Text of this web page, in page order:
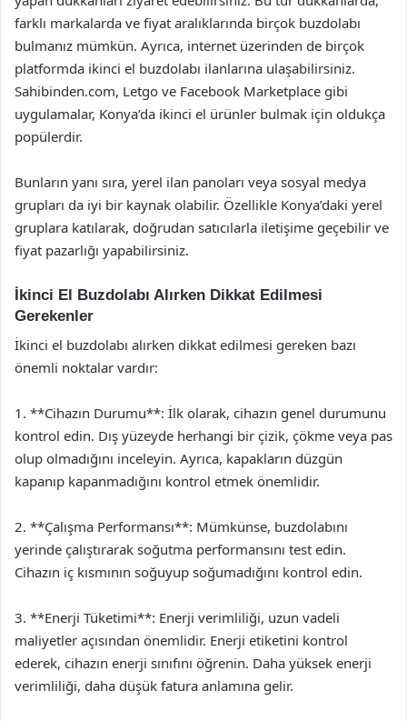
farklı markalarda ve fiyat aralıklarında birçok buzdolabı
bulmanız mümkün. Ayrıca, internet üzerinden de birçok
platformda ikinci el buzdolabı ilanlarına ulaşabilirsiniz.
Sahibinden.com, Letgo ve Facebook Marketplace gibi
uygulamalar, Konya’da ikinci el ürünler bulmak için oldukça
popülerdir.
Bunların yanı sıra, yerel ilan panoları veya sosyal medya
grupları da iyi bir kaynak olabilir. Özellikle Konya’daki yerel
gruplara katılarak, doğrudan satıcılarla iletişime geçebilir ve
fiyat pazarlığı yapabilirsiniz.
İkinci El Buzdolabı Alırken Dikkat Edilmesi
Gerekenler
İkinci el buzdolabı alırken dikkat edilmesi gereken bazı
önemli noktalar vardır:
1. **Cihazın Durumu**: İlk olarak, cihazın genel durumunu
kontrol edin. Dış yüzeyde herhangi bir çizik, çökme veya pas
olup olmadığını inceleyin. Ayrıca, kapakların düzgün
kapanıp kapanmadığını kontrol etmek önemlidir.
2. **Çalışma Performansı**: Mümkünse, buzdolabını
yerinde çalıştırarak soğutma performansını test edin.
Cihazın iç kısmının soğuyup soğumadığını kontrol edin.
3. **Enerji Tüketimi**: Enerji verimliliği, uzun vadeli
maliyetler açısından önemlidir. Enerji etiketini kontrol
ederek, cihazın enerji sınıfını öğrenin. Daha yüksek enerji
verimliliği, daha düşük fatura anlamına gelir.